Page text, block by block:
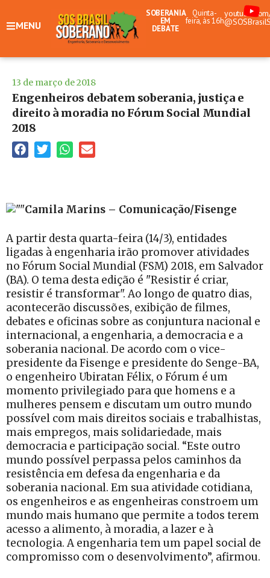
MENU
SOBERANIA
EM
DEBATE
Quinta-
feira, às 16h
13 de março de 2018
Engenheiros debatem soberania, justiça e
direito à moradia no Fórum Social Mundial
2018
Camila Marins – Comunicação/Fisenge
A partir desta quarta-feira (14/3), entidades
ligadas à engenharia irão promover atividades
no Fórum Social Mundial (FSM) 2018, em Salvador
(BA). O tema desta edição é "Resistir é criar,
resistir é transformar". Ao longo de quatro dias,
acontecerão discussões, exibição de filmes,
debates e oficinas sobre as conjuntura nacional e
internacional, a engenharia, a democracia e a
soberania nacional. De acordo com o vice-
presidente da Fisenge e presidente do Senge-BA,
o engenheiro Ubiratan Félix, o Fórum é um
momento privilegiado para que homens e a
mulheres pensem e discutam um outro mundo
possível com mais direitos sociais e trabalhistas,
mais empregos, mais solidariedade, mais
democracia e participação social. “Este outro
mundo possível perpassa pelos caminhos da
resistência em defesa da engenharia e da
soberania nacional. Em sua atividade cotidiana,
os engenheiros e as engenheiras constroem um
mundo mais humano que permite a todos terem
acesso a alimento, à moradia, a lazer e à
tecnologia. A engenharia tem um papel social de
compromisso com o desenvolvimento”, afirmou.